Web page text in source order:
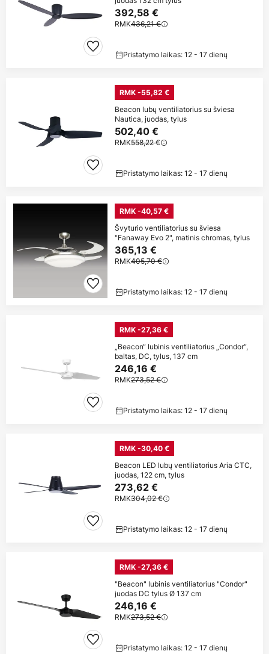
392,58 €
RMK436,21 €
Pristatymo laikas: 12 - 17 dienų
RMK -55,82 €
Beacon lubų ventiliatorius su šviesa
Nautica, juodas, tylus
502,40 €
RMK558,22 €
Pristatymo laikas: 12 - 17 dienų
RMK -40,57 €
Švyturio ventiliatorius su šviesa
"Fanaway Evo 2", matinis chromas, tylus
365,13 €
RMK405,70 €
Pristatymo laikas: 12 - 17 dienų
RMK -27,36 €
„Beacon“ lubinis ventiliatorius „Condor“,
baltas, DC, tylus, 137 cm
246,16 €
RMK273,52 €
Pristatymo laikas: 12 - 17 dienų
RMK -30,40 €
Beacon LED lubų ventiliatorius Aria CTC,
juodas, 122 cm, tylus
273,62 €
RMK304,02 €
Pristatymo laikas: 12 - 17 dienų
RMK -27,36 €
"Beacon" lubinis ventiliatorius "Condor"
juodas DC tylus Ø 137 cm
246,16 €
RMK273,52 €
Pristatymo laikas: 12 - 17 dienų